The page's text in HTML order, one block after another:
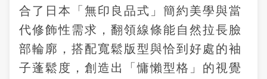
合了日本「無印良品式」簡約美學與當
代修飾性需求，翻領線條能自然拉長臉
部輪廓，搭配寬鬆版型與恰到好處的袖
子蓬鬆度，創造出「慵懶型格」的視覺